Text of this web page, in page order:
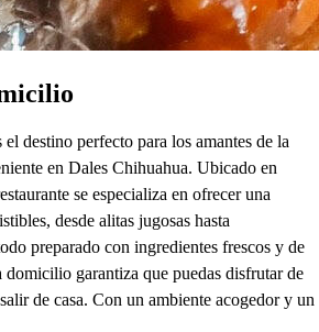
destino perfecto para los amantes de la
en Dales Chihuahua. Ubicado en
se especializa en ofrecer una
desde alitas jugosas hasta
preparado con ingredientes frescos y de
garantiza que puedas disfrutar de
de casa. Con un ambiente acogedor y un